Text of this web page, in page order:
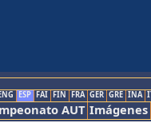
ESP FAI FIN FRA GER GRE INA
AUT Imágenes